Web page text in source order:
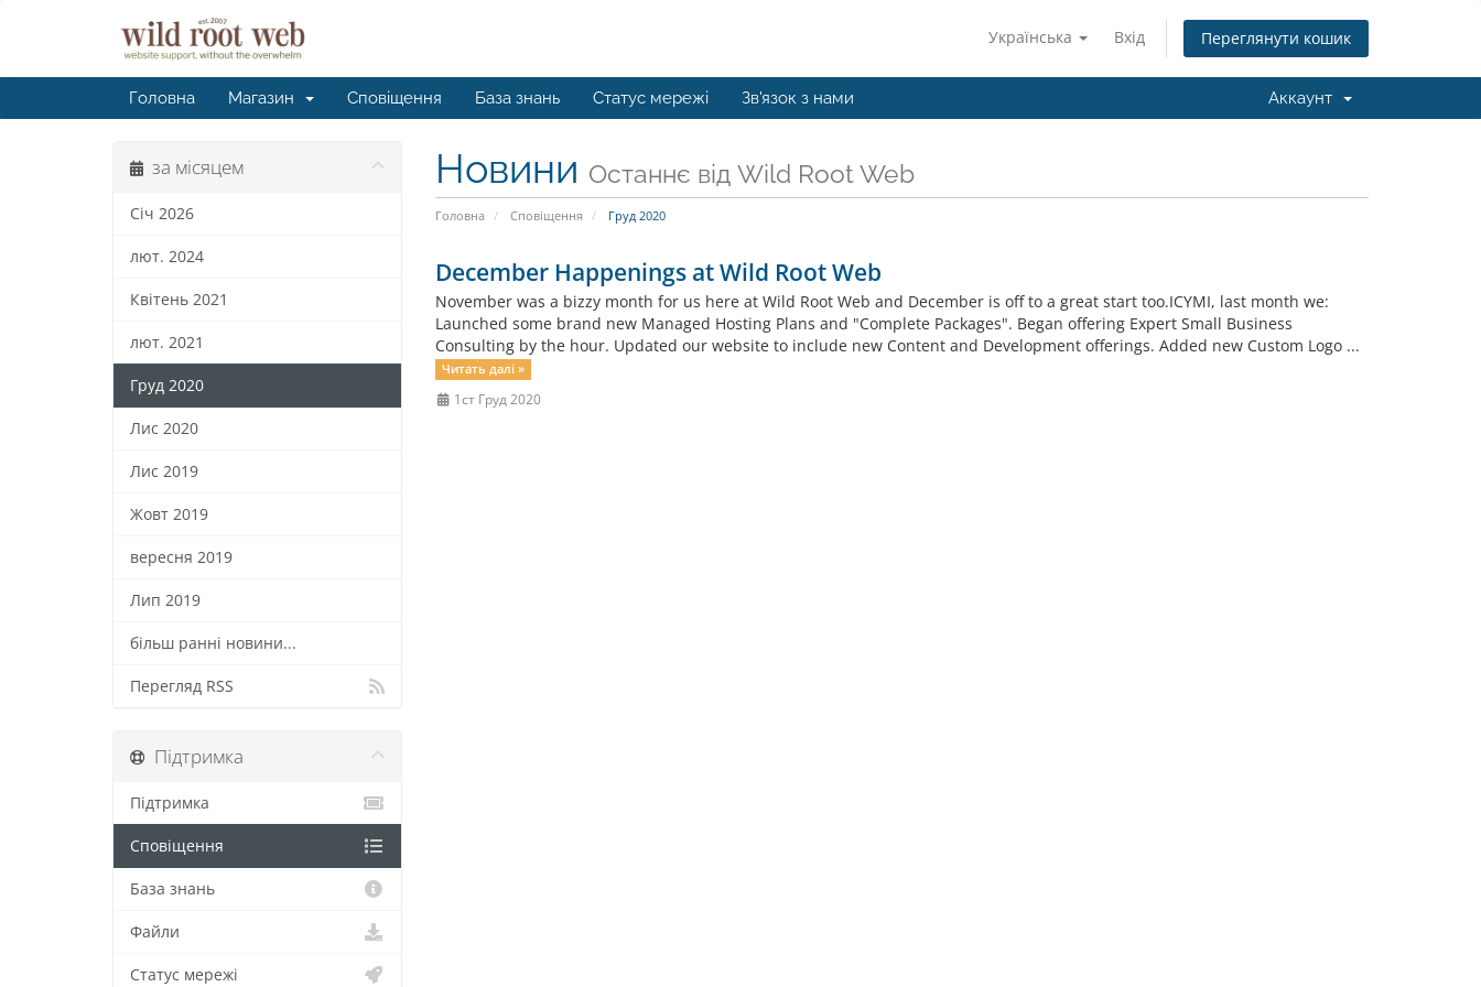
Українська Вхід Переглянути кошик
Головна Магазин Сповіщення База знань Статус мережі Зв'язок з нами Аккаунт
Новини Останнє від Wild Root Web
Головна Сповіщення Груд 2020
за місяцем
Січ 2026
лют. 2024
Квітень 2021
лют. 2021
Груд 2020
Лис 2020
Лис 2019
Жовт 2019
вересня 2019
Лип 2019
більш ранні новини...
Перегляд RSS
December Happenings at Wild Root Web
November was a bizzy month for us here at Wild Root Web and December is off to a great start too.ICYMI, last month we:
Launched some brand new Managed Hosting Plans and "Complete Packages". Began offering Expert Small Business
Consulting by the hour. Updated our website to include new Content and Development offerings. Added new Custom Logo ...
Читать далі »
1ст Груд 2020
Підтримка
Підтримка
Сповіщення
База знань
Файли
Статус мережі